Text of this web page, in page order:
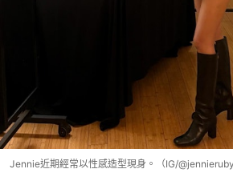
Jennie近期經常以性感造型現身。（IG/